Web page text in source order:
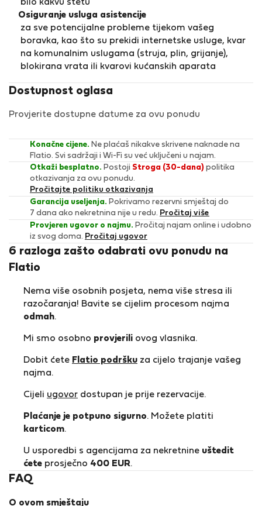
bilo kakvu štetu
Osiguranje usluga asistencije
za sve potencijalne probleme tijekom vašeg
boravka, kao što su prekidi internetske usluge, kvar
na komunalnim uslugama (struja, plin, grijanje),
blokirana vrata ili kvarovi kućanskih aparata
Dostupnost oglasa
Provjerite dostupne datume za ovu ponudu
Konačne cijene. Ne plaćaš nikakve skrivene naknade na
Flatio. Svi sadržaji i Wi-Fi su već uključeni u najam.
Otkaži besplatno. Postoji Stroga (30-dana) politika
otkazivanja za ovu ponudu.
Pročitajte politiku otkazivanja
Garancija useljenja. Pokrivamo rezervni smještaj do
7 dana ako nekretnina nije u redu. Pročitaj više
Provjeren ugovor o najmu. Pročitaj najam online i udobno
iz svog doma. Pročitaj ugovor
6 razloga zašto odabrati ovu ponudu na
Flatio
Nema više osobnih posjeta, nema više stresa ili
razočaranja! Bavite se cijelim procesom najma
odmah.
Mi smo osobno provjerili ovog vlasnika.
Dobit ćete Flatio podršku za cijelo trajanje vašeg
najma.
Cijeli ugovor dostupan je prije rezervacije.
Plaćanje je potpuno sigurno. Možete platiti
karticom.
U usporedbi s agencijama za nekretnine uštedit
ćete prosječno 400 EUR.
FAQ
O ovom smještaju